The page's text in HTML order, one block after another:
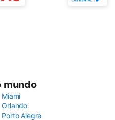
mundo
Miami
Orlando
Porto Alegre